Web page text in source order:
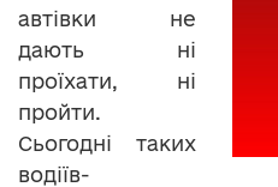
автівки не
дають ні
проїхати, ні
пройти.
Сьогодні таких
водіїв-